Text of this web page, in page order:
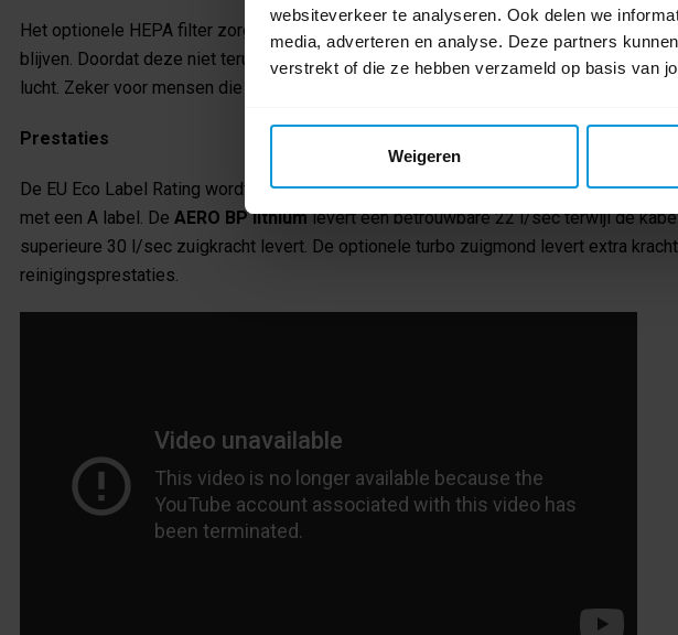
websiteverkeer te analyseren. Ook delen we
media, adverteren en analyse. Deze partners
verstrekt of die ze hebben verzameld op basis van
Weigeren
Het optionele HEPA filter zorgt ervoor dat de fijne stofdeeltjes in de stofzuiger en
blijven. Doordat deze niet terug in de werkomgeving worden geblazen draagt dit bij
lucht. Zeker voor mensen die hier gevoelig voor zijn is dit aan te raden.
Prestaties
De EU Eco Label Rating wordt bepaald door de totale prestaties. De AERO BP kabel
met een A label. De AERO BP lithiumlevert een betrouwbare 22 l/sec terwijl de
superieure 30 l/sec zuigkracht levert. De optionele turbo zuigmond levert extra
reinigingsprestaties.